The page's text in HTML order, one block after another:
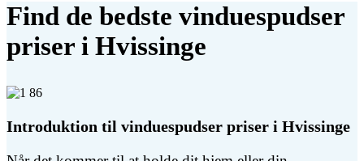
Find de bedste vinduespudser
priser i Hvissinge
Introduktion til vinduespudser priser i Hvissinge